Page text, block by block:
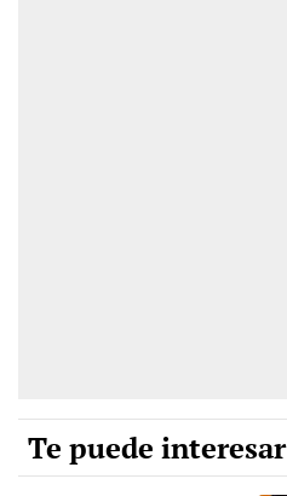
Te puede interesar